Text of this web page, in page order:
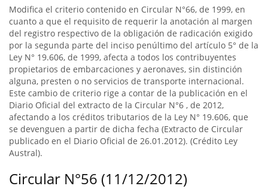
Modifica el criterio contenido en Circular N°66, de 1999, en
cuanto a que el requisito de requerir la anotación al margen
del registro respectivo de la obligación de radicación exigido
por la segunda parte del inciso penúltimo del artículo 5° de la
Ley N° 19.606, de 1999, afecta a todos los contribuyentes
propietarios de embarcaciones y aeronaves, sin distinción
alguna, presten o no servicios de transporte internacional.
Este cambio de criterio rige a contar de la publicación en el
Diario Oficial del extracto de la Circular N°6 , de 2012,
afectando a los créditos tributarios de la Ley N° 19.606, que
se devenguen a partir de dicha fecha (Extracto de Circular
publicado en el Diario Oficial de 26.01.2012). (Crédito Ley
Austral).
Circular N°56 (11/12/2012)